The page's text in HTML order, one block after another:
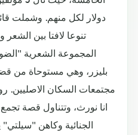
دولار لكل منهم. وشملت
تنوعا لافتا بين الشعر
المجموعة الشعرية
بليزر، وهي مستوحاة من
مجتمعات السكان الاصليين.
انا نورث، وتتناول قصة
الجنائية وكاهن